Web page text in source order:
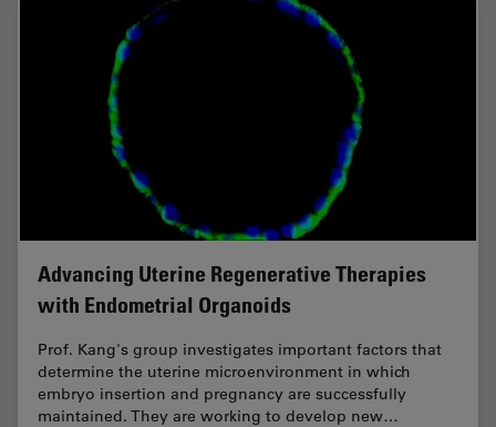
Advancing Uterine Regenerative Therapies
with Endometrial Organoids
Prof. Kang's group investigates important factors that
determine the uterine microenvironment in which
embryo insertion and pregnancy are successfully
maintained. They are working to develop new…